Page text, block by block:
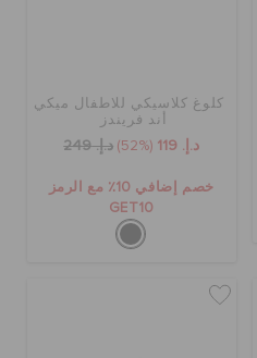
كلوغ كلاسيكي للاطفال ميكي
أند فريندز
د.إ. 119 (52%) د.إ. 249
خصم إضافي 10٪ مع الرمز
GET10